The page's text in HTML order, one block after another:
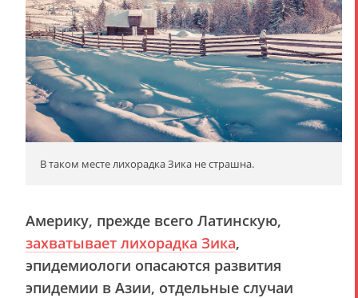
В таком месте лихорадка Зика не страшна.
Америку, прежде всего Латинскую,
захватывает лихорадка Зика,
эпидемиологи опасаются развития
эпидемии в Азии, отдельные случаи